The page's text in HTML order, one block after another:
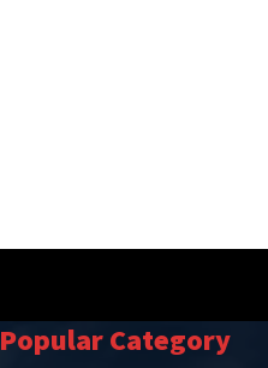
Popular Category